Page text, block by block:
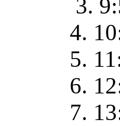
3.
4.
5.
6.
7.